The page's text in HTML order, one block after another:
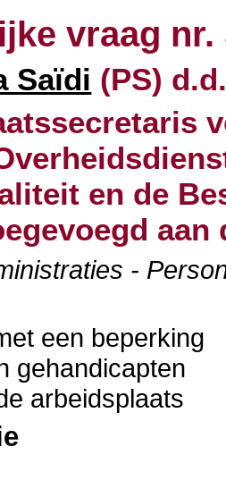
vraag nr.
Saïdi (PS)
en de
-
een beperking
gehandicapten
arbeidsplaats